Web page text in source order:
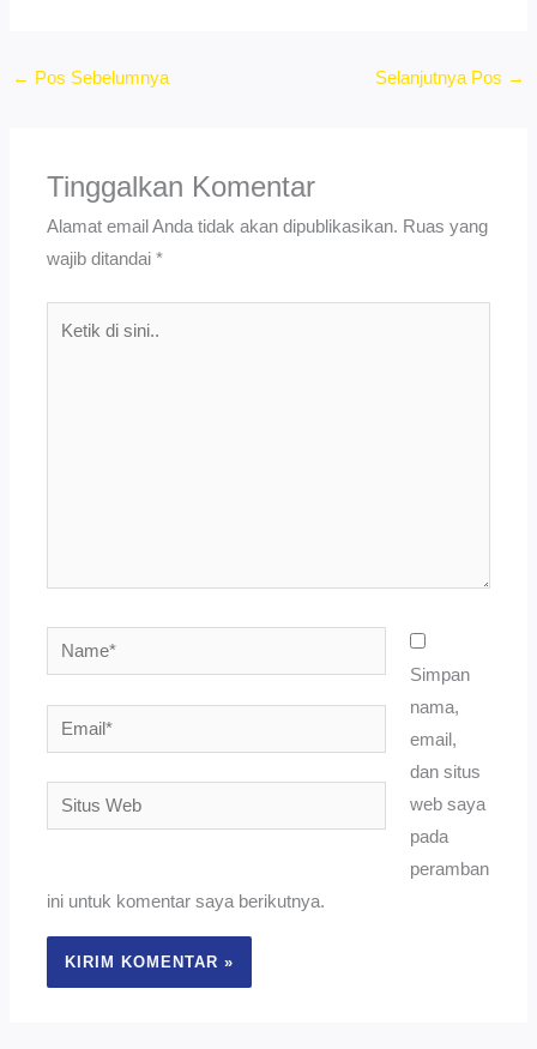
← Pos Sebelumnya Selanjutnya Pos →
Tinggalkan Komentar
Alamat email Anda tidak akan dipublikasikan. Ruas yang
wajib ditandai*
Name*
Email*
Situs
Web
Simpan
nama,
email,
dan situs
web saya
pada
peramban
ini untuk komentar saya berikutnya.